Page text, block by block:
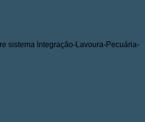
sistema Integração-Lavoura-Pecuária-